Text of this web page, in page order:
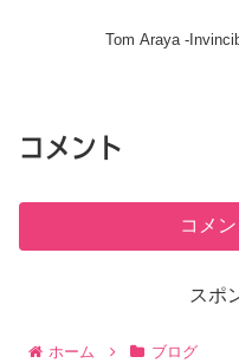
Tom Araya -
コメント
コメ
スポ
ホーム ブログ